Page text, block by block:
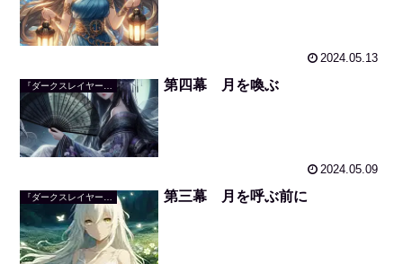
2024.05.13
『ダークスレイヤーの帰還』 第四幕 月を喚ぶ
2024.05.09
第三幕 月を呼ぶ前に